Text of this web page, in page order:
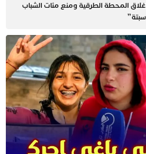
إغلاق المحطة الطرقية ومنع مئات الشباب